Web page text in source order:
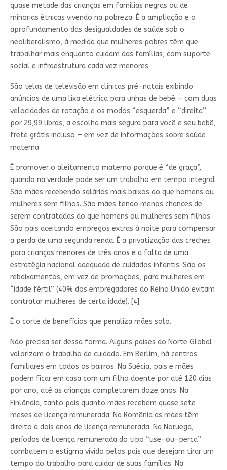
quase metade das crianças em famílias negras ou de
minorias étnicas vivendo na pobreza. É a ampliação e o
aprofundamento das desigualdades de saúde sob o
neoliberalismo, à medida que mulheres pobres têm que
trabalhar mais enquanto cuidam das famílias, com suporte
social e infraestrutura cada vez menores.
São telas de televisão em clínicas pré-natais exibindo
anúncios de uma lixa elétrica para unhas de bebê — com duas
velocidades de rotação e os modos “esquerda” e “direita”
por 29,99 libras, a escolha mais segura para você e seu bebê,
frete grátis incluso — em vez de informações sobre saúde
materna.
É promover o aleitamento materno porque é “de graça”,
quando na verdade pode ser um trabalho em tempo integral.
São mães recebendo salários mais baixos do que homens ou
mulheres sem filhos. São mães tendo menos chances de
serem contratadas do que homens ou mulheres sem filhos.
São pais aceitando empregos extras à noite para compensar
a perda de uma segunda renda. É a privatização das creches
para crianças menores de três anos e a falta de uma
estratégia nacional adequada de cuidados infantis. São os
rebaixamentos, em vez de promoções, para mulheres em
“idade fértil” (40% dos empregadores do Reino Unido evitam
contratar mulheres de certa idade). [4]
É o corte de benefícios que penaliza mães solo.
Não precisa ser dessa forma. Alguns países do Norte Global
valorizam o trabalho de cuidado. Em Berlim, há centros
familiares em todos os bairros. Na Suécia, pais e mães
podem ficar em casa com um filho doente por até 120 dias
por ano, até as crianças completarem doze anos. Na
Finlândia, tanto pais quanto mães recebem quase sete
meses de licença remunerada. Na Romênia as mães têm
direito a dois anos de licença remunerada. Na Noruega,
períodos de licença remunerada do tipo “use-ou-perca”
combatem o estigma vivido pelos pais que desejam tirar um
tempo do trabalho para cuidar de suas famílias. Na